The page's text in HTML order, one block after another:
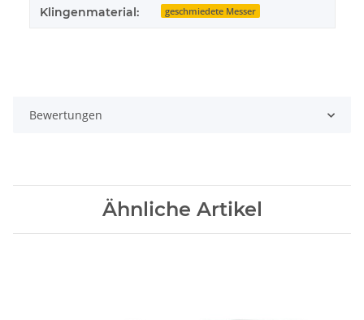
Klingenmaterial: geschmiedete Messer
Bewertungen
Ähnliche Artikel